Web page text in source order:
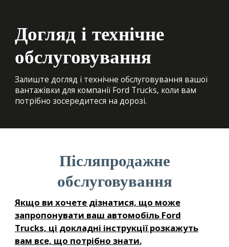
Догляд і технічне
обслуговування
Залиште догляд і технічне обслуговування вашої
вантажівки для компанії Ford Trucks, коли вам
потрібно зосередитеся на дорозі.
Післяпродажне
обслуговування
Якщо ви хочете дізнатися, що може
запропонувати ваш автомобіль Ford
Trucks, ці докладні інструкції розкажуть
вам все, що потрібно знати.